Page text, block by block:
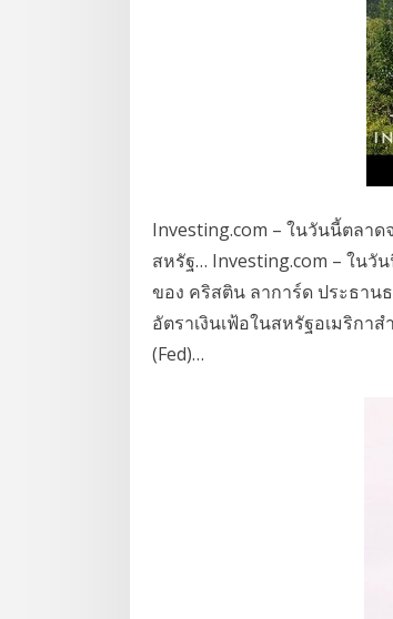
Investing.com – ในวันนี้ตลา
สหรัฐ… Investing.com – ในวั
ของ คริสติน ลาการ์ด ประธาน
อัตราเงินเฟ้อในสหรัฐอเมริกา
(Fed)…